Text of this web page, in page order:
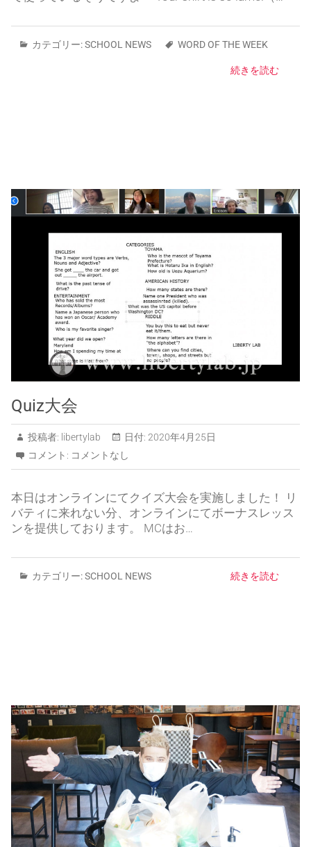
カテゴリー:SCHOOL NEWS WORD OF THE WEEK
続きを読む
Quiz大会
投稿者: libertylab 日付: 2020年4月25日
コメント: コメントなし
本日はオンラインにてクイズ大会を実施しました！ リ
バティに来れない分、オンラインにてボーナスレッス
ンを提供しております。 MCはお…
カテゴリー:SCHOOL NEWS 続きを読む